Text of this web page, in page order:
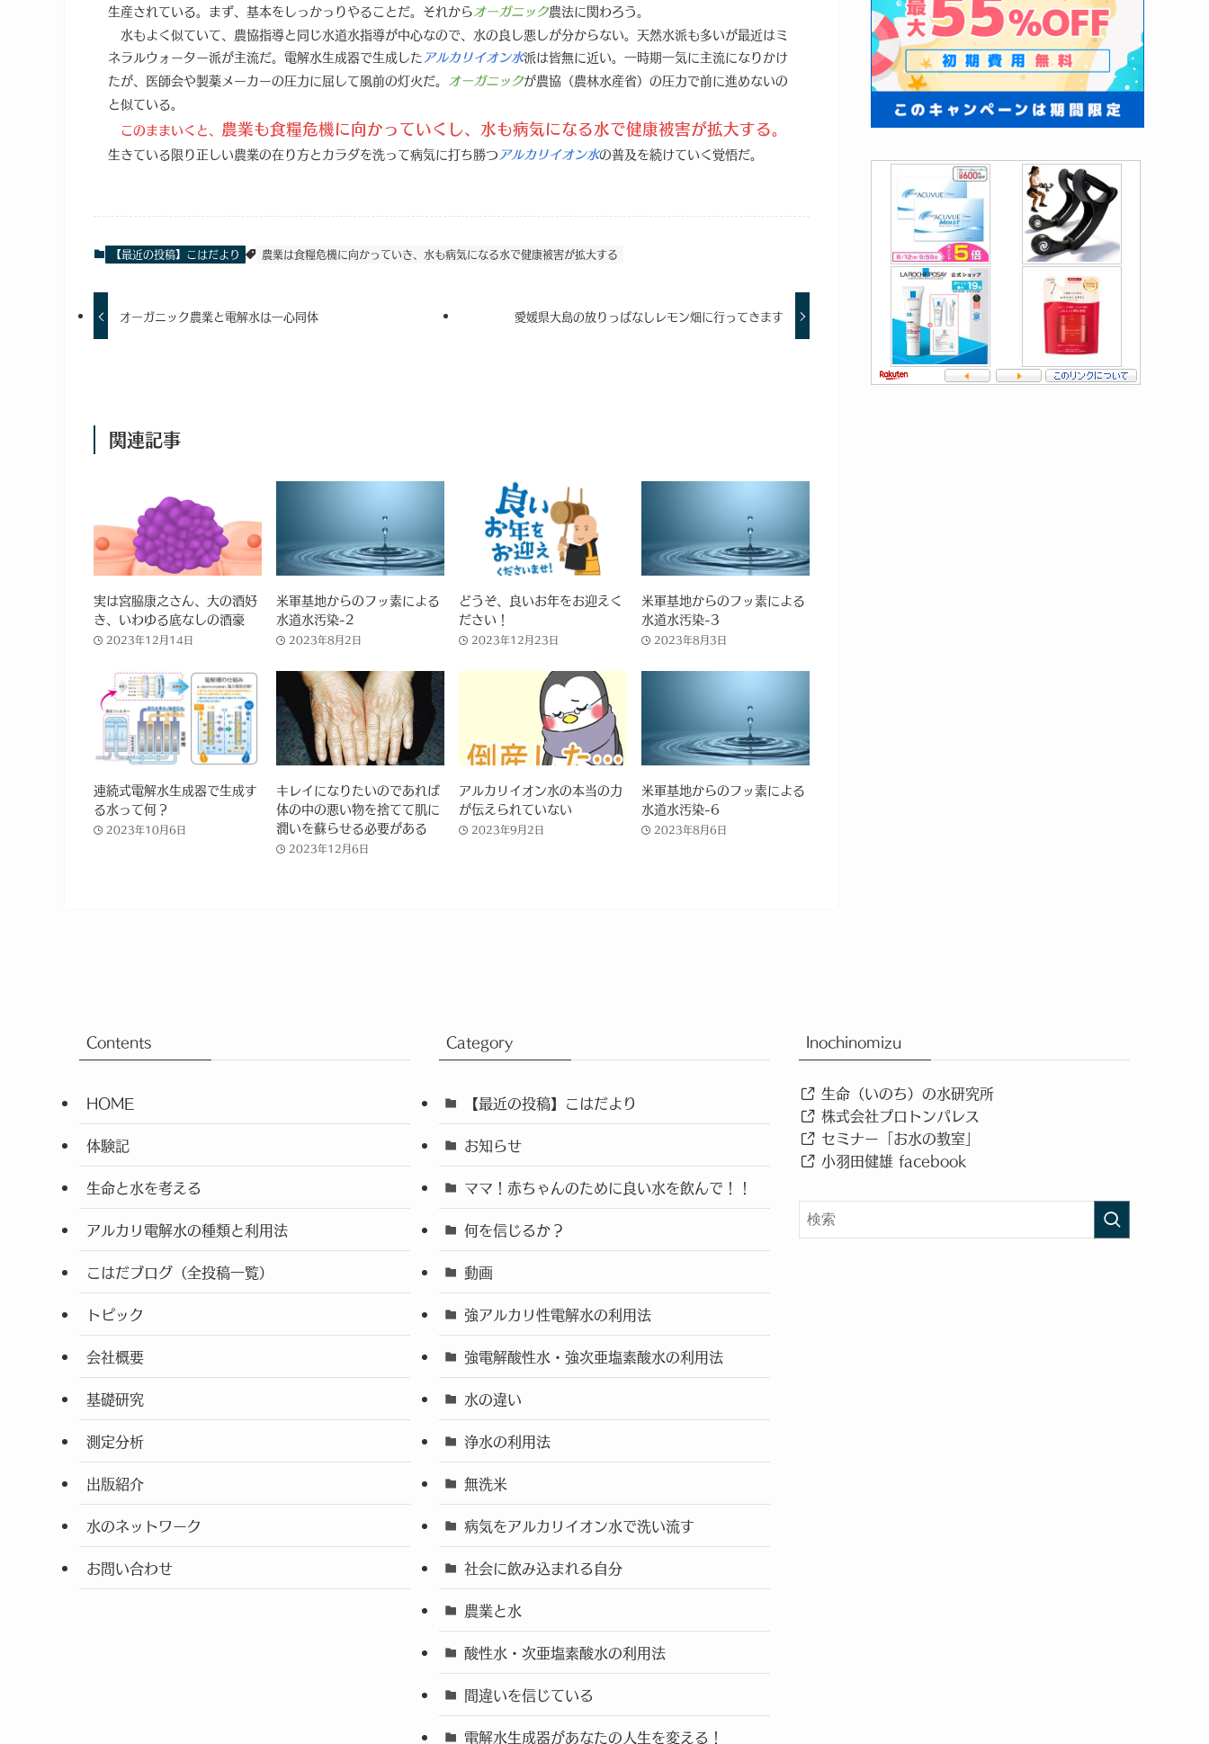
生産されている。まず、基本をしっかっりやることだ。それからオーガニック農法に関わろう。
水もよく似ていて、農協指導と同じ水道水指導が中心なので、水の良し悪しが分からない。天然水派も多いが最近はミ
ネラルウォーター派が主流だ。電解水生成器で生成したアルカリイオン水派は皆無に近い。一時期一気に主流になりかけ
たが、医師会や製薬メーカーの圧力に屈して風前の灯火だ。 オーガニックが農協（農林水産省）の圧力で前に進めないの
と似ている。
このままいくと、 農業も食糧危機に向かっていくし、水も病気になる水で健康被害が拡大する。
生きている限り正しい農業の在り方とカラダを洗って病気に打ち勝つアルカリイオン水の普及を続けていく覚悟だ。
【最近の投稿】こはだより 農業は食糧危機に向かっていき、水も病気になる水で健康被害が拡大する
オーガニック農業と電解水は一心同体 愛媛県大島の放りっぱなしレモン畑に行ってきます
関連記事
実は宮脇康之さん、大の酒好
き、いわゆる底なしの酒豪
2023年12月14日
米軍基地からのフッ素による
水道水汚染-2
2023年8月2日
どうぞ、良いお年をお迎えく
ださい！
2023年12月23日
米軍基地からのフッ素による
水道水汚染-3
2023年8月3日
連続式電解水生成器で生成す
る水って何？
2023年10月6日
キレイになりたいのであれば
体の中の悪い物を捨てて肌に
潤いを蘇らせる必要がある
2023年12月6日
アルカリイオン水の本当の力
が伝えられていない
2023年9月2日
米軍基地からのフッ素による
水道水汚染-6
2023年8月6日
Contents
HOME
体験記
生命と水を考える
アルカリ電解水の種類と利用法
こはだブログ（全投稿一覧）
トピック
会社概要
基礎研究
測定分析
出版紹介
水のネットワーク
お問い合わせ
Category
【最近の投稿】こはだより
お知らせ
ママ！赤ちゃんのために良い水を飲んで！！
何を信じるか？
動画
強アルカリ性電解水の利用法
強電解酸性水・強次亜塩素酸水の利用法
水の違い
浄水の利用法
無洗米
病気をアルカリイオン水で洗い流す
社会に飲み込まれる自分
農業と水
酸性水・次亜塩素酸水の利用法
間違いを信じている
電解水生成器があなたの人生を変える！
Inochinomizu
生命（いのち）の水研究所
株式会社プロトンパレス
セミナー「お水の教室」
小羽田健雄 facebook